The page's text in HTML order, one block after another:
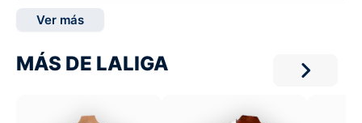
Ver más
MÁS DE LALIGA